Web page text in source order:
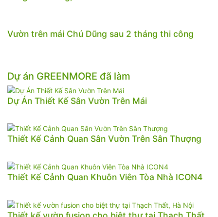
Vườn trên mái Chú Dũng sau 2 tháng thi công
Dự án GREENMORE đã làm
Dự Án Thiết Kế Sân Vườn Trên Mái
Thiết Kế Cảnh Quan Sân Vườn Trên Sân Thượng
Thiết Kế Cảnh Quan Khuôn Viên Tòa Nhà ICON4